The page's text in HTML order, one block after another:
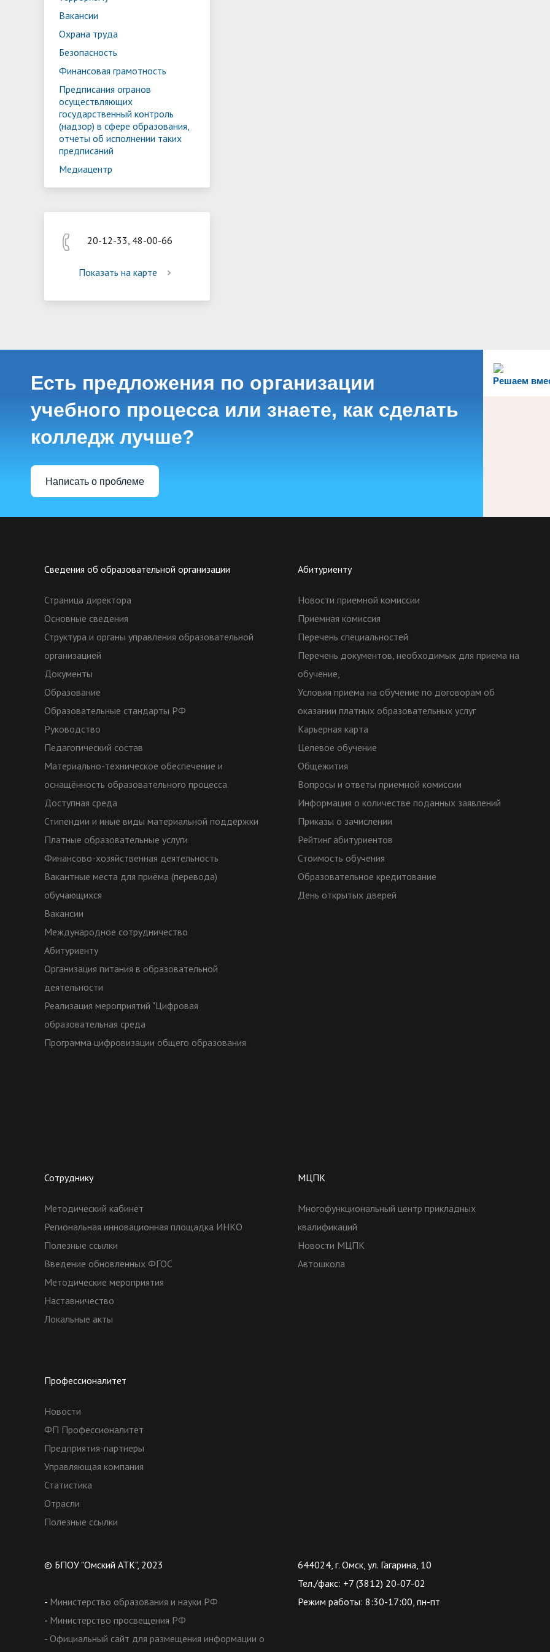
Реализация мероприятий
"Цифровая образовательная среда
Вакансии
Охрана труда
Безопасность
Финансовая грамотность
Предписания огранов
осуществляющих
государственный контроль
(надзор) в сфере образования,
отчеты об исполнении таких
предписаний
Медиацентр
20-12-33, 48-00-66
Показать на карте
Решаем
Есть предложения по организации
учебного процесса или знаете, как сделать
колледж лучше?
Написать о проблеме
Сведения об образовательной организации
Страница директора
Основные сведения
Структура и органы управления образовательной
организацией
Документы
Образование
Образовательные стандарты РФ
Руководство
Педагогический состав
Материально-техническое обеспечение и
оснащённость образовательного процесса.
Доступная среда
Стипендии и иные виды материальной поддержки
Платные образовательные услуги
Финансово-хозяйственная деятельность
Вакантные места для приёма (перевода)
обучающихся
Вакансии
Международное сотрудничество
Абитуриенту
Организация питания в образовательной
деятельности
Реализация мероприятий "Цифровая
образовательная среда
Программа цифровизации общего образования
Абитуриенту
Новости приемной комиссии
Приемная комиссия
Перечень специальностей
Перечень документов, необходимых для приема на
обучение,
Условия приема на обучение по договорам об
оказании платных образовательных услуг
Карьерная карта
Целевое обучение
Общежития
Вопросы и ответы приемной комиссии
Информация о количестве поданных заявлений
Приказы о зачислении
Рейтинг абитуриентов
Стоимость обучения
Образовательное кредитование
День открытых дверей
Сотруднику
Методический кабинет
Региональная инновационная площадка ИНКО
Полезные ссылки
Введение обновленных ФГОС
Методические мероприятия
Наставничество
Локальные акты
МЦПК
Многофункциональный центр прикладных
квалификаций
Новости МЦПК
Автошкола
Профессионалитет
Новости
ФП Профессионалитет
Предприятия-партнеры
Управляющая компания
Статистика
Отрасли
Полезные ссылки
© БПОУ "Омский АТК", 2023
- Министерство образования и науки РФ
- Министерство просвещения РФ
- Официальный сайт для размещения информации о
644024, г. Омск, ул. Гагарина, 10
Тел./факс: +7 (3812) 20-07-02
Режим работы: 8:30-17:00, пн-пт